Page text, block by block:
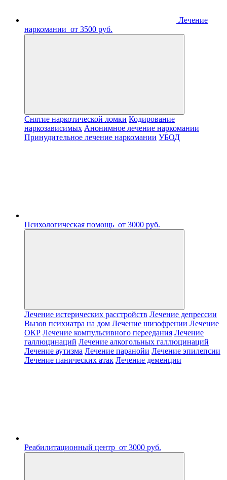
Лечение
наркомании от 3500 руб.
Снятие наркотической ломки Кодирование
наркозависимых Анонимное лечение наркомании
Принудительное лечение наркомании УБОД
Психологическая помощь от 3000 руб.
Лечение истерических расстройств Лечение депрессии
Вызов психиатра на дом Лечение шизофрении Лечение
ОКР Лечение компульсивного переедания Лечение
галлюцинаций Лечение алкогольных галлюцинаций
Лечение аутизма Лечение паранойи Лечение эпилепсии
Лечение панических атак Лечение деменции
Реабилитационный центр от 3000 руб.